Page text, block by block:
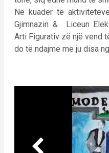
Në kuadër të
Gjimnazin & Liceun
Arti Figurativ zë një vend
do të ndajmë me ju disa